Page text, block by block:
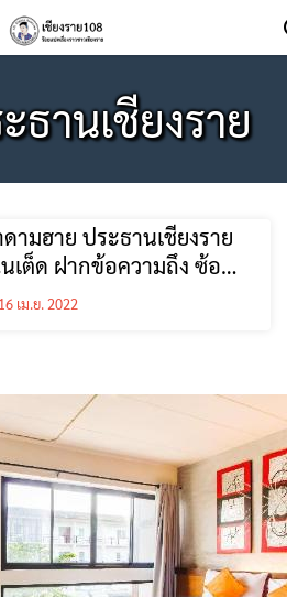
ธานเชียงราย
ามฮาย ประธานเชียงราย
เต็ด ฝากข้อความถึง ซ้อ
16 เม.ย. 2022